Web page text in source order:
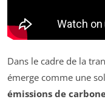
Dans le cadre de la
émerge comme une
émissions de